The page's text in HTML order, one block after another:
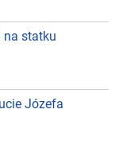
na statku
Józefa